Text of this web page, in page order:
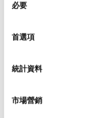
必要
首選項
統計資料
市場營銷
安裝和安裝規範